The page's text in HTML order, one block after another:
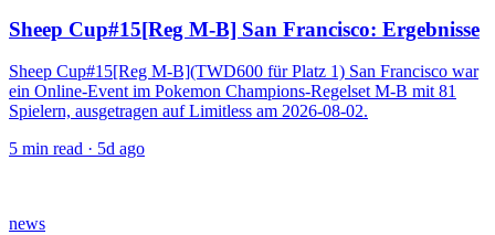
Sheep Cup#15[Reg M-B] San Francisco: Ergebnisse
Sheep Cup#15[Reg M-B](TWD600 für Platz 1) San Francisco war
ein Online-Event im Pokemon Champions-Regelset M-B mit 81
Spielern, ausgetragen auf Limitless am 2026-08-02.
5 min read · 5d ago
news